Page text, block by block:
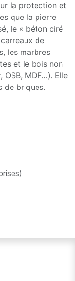
la protection et
que la pierre
le « béton ciré
de
les marbres
et le bois non
OSB, MDF…). Elle
de briques.